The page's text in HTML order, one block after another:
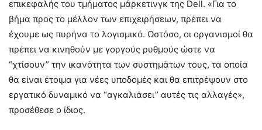
επικεφαλής του τμήματος μάρκετινγκ της Dell. «Για το
βήμα προς το μέλλον των επιχειρήσεων, πρέπει να
έχουμε ως πυρήνα το λογισμικό. Ωστόσο, οι οργανισμοί θα
πρέπει να κινηθούν με γοργούς ρυθμούς ώστε να
“χτίσουν” την ικανότητα των συστημάτων τους, τα οποία
θα είναι έτοιμα για νέες υποδομές και θα επιτρέψουν στο
εργατικό δυναμικό να “αγκαλιάσει” αυτές τις αλλαγές»,
προσέθεσε ο ίδιος.